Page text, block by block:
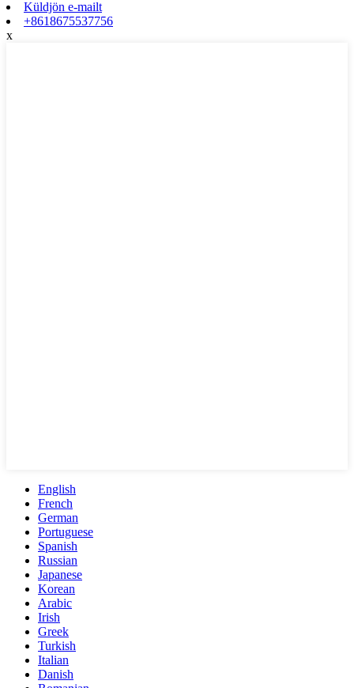
Küldjön e-mailt
+8618675537756
x
English
French
German
Portuguese
Spanish
Russian
Japanese
Korean
Arabic
Irish
Greek
Turkish
Italian
Danish